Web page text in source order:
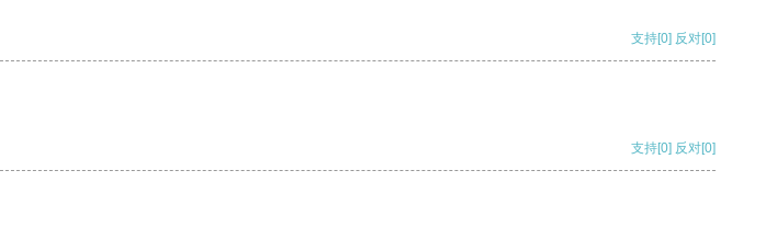
支持[0] 反对[0]
支持[0] 反对[0]